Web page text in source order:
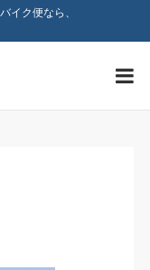
イク便なら、